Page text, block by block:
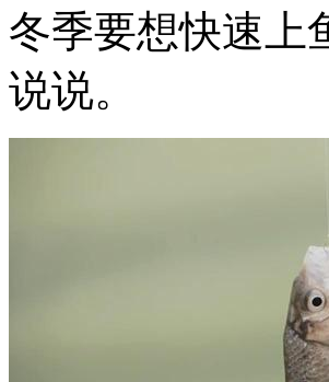
冬季要想快速上
说说。